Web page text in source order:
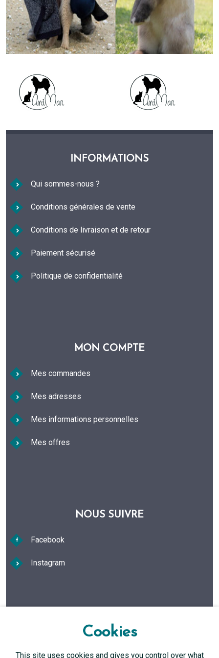
INFORMATIONS
Qui sommes-nous ?
Conditions générales de vente
Conditions de livraison et de retour
Paiement sécurisé
Politique de confidentialité
MON COMPTE
Mes commandes
Mes adresses
Mes informations personnelles
Mes offres
NOUS SUIVRE
Facebook
Instagram
Cookies
This site uses cookies and gives you control over what